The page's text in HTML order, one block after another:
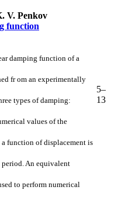
V. Penkov
function
damping function of a
fr om an experimentally
types of damping:
values of the
function of displacement is
period. An equivalent
to perform numerical
5–
13